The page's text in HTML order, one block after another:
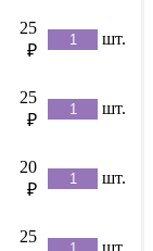
25
₽
шт.
25
₽
шт.
20
₽
шт.
25
шт.